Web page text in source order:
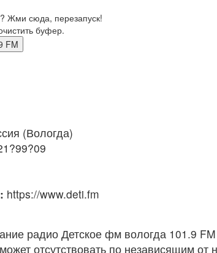
Жми сюда, перезапуск!
буфер.
FM
(Вологда)
https://www.deti.fm
радио Детское фм вологда 101.9
отсутствовать по независящим от